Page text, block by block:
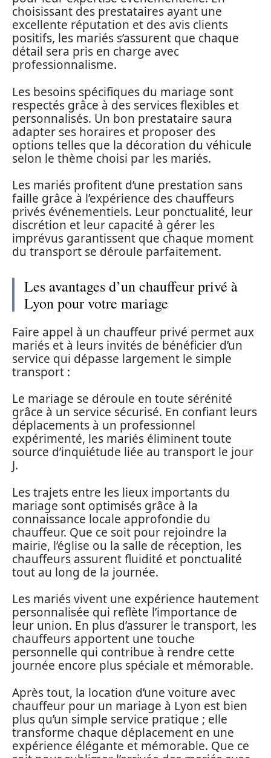
choisissant des prestataires ayant une
excellente réputation et des avis clients
positifs, les mariés s’assurent que chaque
détail sera pris en charge avec
professionnalisme.
Les besoins spécifiques du mariage sont
respectés grâce à des services flexibles et
personnalisés. Un bon prestataire saura
adapter ses horaires et proposer des
options telles que la décoration du véhicule
selon le thème choisi par les mariés.
Les mariés profitent d’une prestation sans
faille grâce à l’expérience des chauffeurs
privés événementiels. Leur ponctualité, leur
discrétion et leur capacité à gérer les
imprévus garantissent que chaque moment
du transport se déroule parfaitement.
Les avantages d’un chauffeur privé à
Lyon pour votre mariage
Faire appel à un chauffeur privé permet aux
mariés et à leurs invités de bénéficier d’un
service qui dépasse largement le simple
transport :
Le mariage se déroule en toute sérénité
grâce à un service sécurisé. En confiant leurs
déplacements à un professionnel
expérimenté, les mariés éliminent toute
source d’inquiétude liée au transport le jour
J.
Les trajets entre les lieux importants du
mariage sont optimisés grâce à la
connaissance locale approfondie du
chauffeur. Que ce soit pour rejoindre la
mairie, l’église ou la salle de réception, les
chauffeurs assurent fluidité et ponctualité
tout au long de la journée.
Les mariés vivent une expérience hautement
personnalisée qui reflète l’importance de
leur union. En plus d’assurer le transport, les
chauffeurs apportent une touche
personnelle qui contribue à rendre cette
journée encore plus spéciale et mémorable.
Après tout, la location d’une voiture avec
chauffeur pour un mariage à Lyon est bien
plus qu’un simple service pratique ; elle
transforme chaque déplacement en une
expérience élégante et mémorable. Que ce